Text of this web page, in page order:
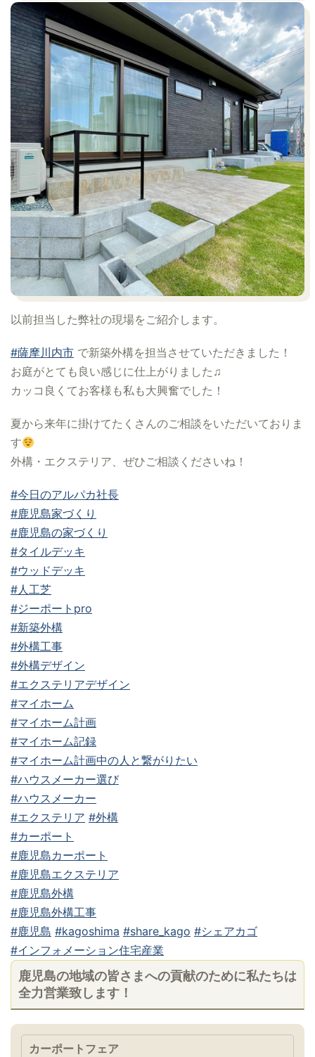
以前担当した弊社の現場をご紹介します。
#薩摩川内市 で新築外構を担当させていただきました！
お庭がとても良い感じに仕上がりました♫
カッコ良くてお客様も私も大興奮でした！
夏から来年に掛けてたくさんのご相談をいただいておりま
す
外構・エクステリア、ぜひご相談くださいね！
#今日のアルパカ社長
#鹿児島家づくり
#鹿児島の家づくり
#タイルデッキ
#ウッドデッキ
#人工芝
#ジーポートpro
#新築外構
#外構工事
#外構デザイン
#エクステリアデザイン
#マイホーム
#マイホーム計画
#マイホーム記録
#マイホーム計画中の人と繋がりたい
#ハウスメーカー選び
#ハウスメーカー
#エクステリア #外構
#カーポート
#鹿児島カーポート
#鹿児島エクステリア
#鹿児島外構
#鹿児島外構工事
#鹿児島 #kagoshima #share_kago #シェアカゴ
#インフォメーション住宅産業
鹿児島の地域の皆さまへの貢献のために私たちは
全力営業致します！
カーポートフェア